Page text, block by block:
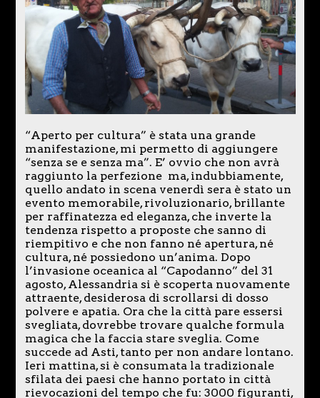
“Aperto per cultura” è stata una grande
manifestazione, mi permetto di aggiungere
“senza se e senza ma”. E’ ovvio che non avrà
raggiunto la perfezione ma, indubbiamente,
quello andato in scena venerdì sera è stato un
evento memorabile, rivoluzionario, brillante
per raffinatezza ed eleganza, che inverte la
tendenza rispetto a proposte che sanno di
riempitivo e che non fanno né apertura, né
cultura, né possiedono un’anima. Dopo
l’invasione oceanica al “Capodanno” del 31
agosto, Alessandria si è scoperta nuovamente
attraente, desiderosa di scrollarsi di dosso
polvere e apatia. Ora che la città pare essersi
svegliata, dovrebbe trovare qualche formula
magica che la faccia stare sveglia. Come
succede ad Asti, tanto per non andare lontano.
Ieri mattina, si è consumata la tradizionale
sfilata dei paesi che hanno portato in città
rievocazioni del tempo che fu: 3000 figuranti,